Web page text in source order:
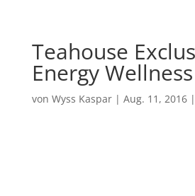
Teahouse
Energy Wellness
von Wyss Kaspar| Aug. 11, 2016|